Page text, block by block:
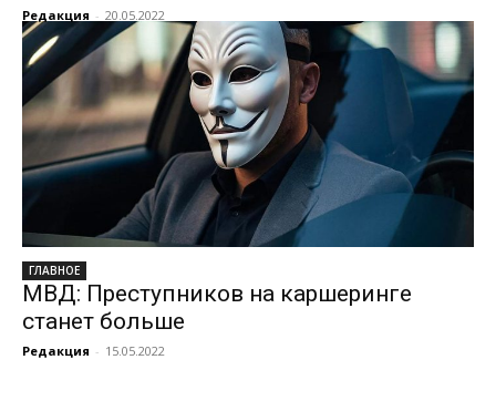
Редакция - 20.05.2022
ГЛАВНОЕ
МВД: Преступников на каршеринге
станет больше
Редакция - 15.05.2022